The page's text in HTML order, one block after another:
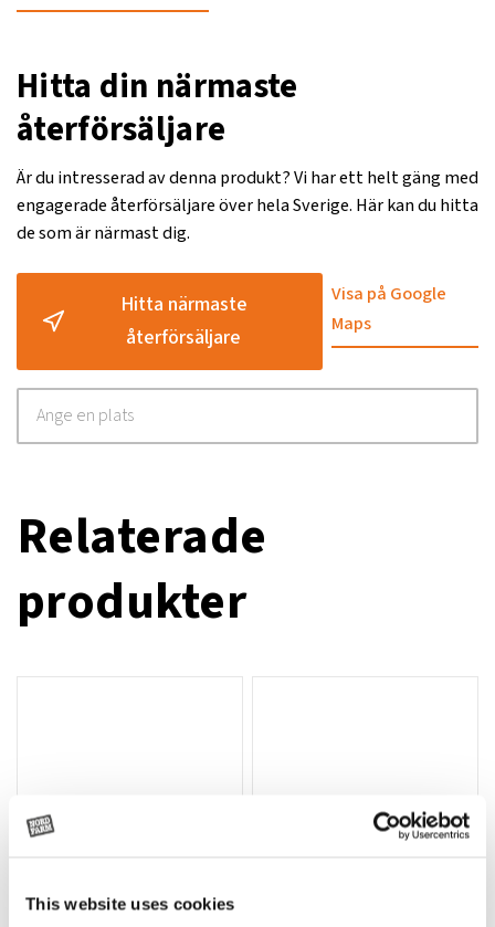
This website uses cookies
Hitta din närmaste
återförsäljare
Är du intresserad av denna produkt? Vi har ett helt gäng med
engagerade återförsäljare över hela Sverige. Här kan du hitta
de som är närmast dig.
Hitta närmaste
återförsäljare
Visa på Google
Maps
Relaterade
produkter